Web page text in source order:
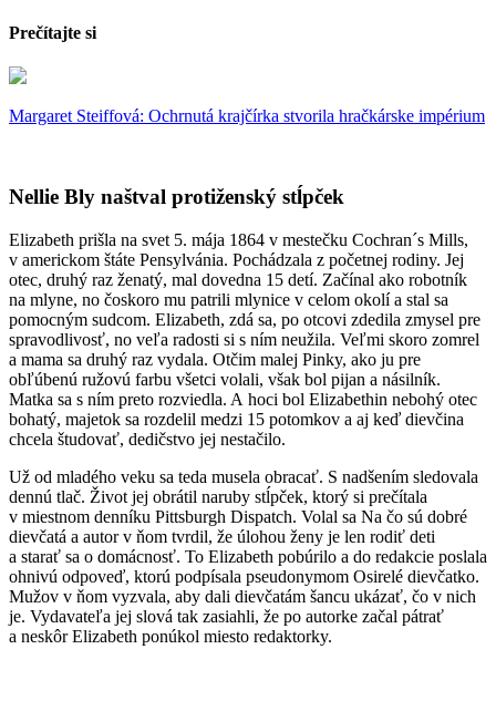
Prečítajte si
Margaret Steiffová: Ochrnutá krajčírka stvorila hračkárske impérium
Nellie Bly naštval protiženský stĺpček
Elizabeth prišla na svet 5. mája 1864 v mestečku Cochran´s Mills,
v americkom štáte Pensylvánia. Pochádzala z početnej rodiny. Jej
otec, druhý raz ženatý, mal dovedna 15 detí. Začínal ako robotník
na mlyne, no čoskoro mu patrili mlynice v celom okolí a stal sa
pomocným sudcom. Elizabeth, zdá sa, po otcovi zdedila zmysel pre
spravodlivosť, no veľa radosti si s ním neužila. Veľmi skoro zomrel
a mama sa druhý raz vydala. Otčim malej Pinky, ako ju pre
obľúbenú ružovú farbu všetci volali, však bol pijan a násilník.
Matka sa s ním preto rozviedla. A hoci bol Elizabethin nebohý otec
bohatý, majetok sa rozdelil medzi 15 potomkov a aj keď dievčina
chcela študovať, dedičstvo jej nestačilo.
Už od mladého veku sa teda musela obracať. S nadšením sledovala
dennú tlač. Život jej obrátil naruby stĺpček, ktorý si prečítala
v miestnom denníku Pittsburgh Dispatch. Volal sa Na čo sú dobré
dievčatá a autor v ňom tvrdil, že úlohou ženy je len rodiť deti
a starať sa o domácnosť. To Elizabeth pobúrilo a do redakcie poslala
ohnivú odpoveď, ktorú podpísala pseudonymom Osirelé dievčatko.
Mužov v ňom vyzvala, aby dali dievčatám šancu ukázať, čo v nich
je. Vydavateľa jej slová tak zasiahli, že po autorke začal pátrať
a neskôr Elizabeth ponúkol miesto redaktorky.